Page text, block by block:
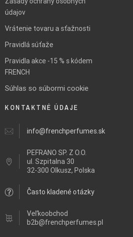
údajov
Vrátenie tovaru a sťažnosti
Pravidlá súťaže
Pravidla akce -15 % s kódem
FRENCH
Súhlas so súbormi cookie
KONTAKTNÉ ÚDAJE
info@frenchperfumes.sk
PEFRANO SP. Z O.O.
ul. Szpitalna 30
32-300 Olkusz, Polska
Často kladené otázky
Veľkoobchod
b2b@frenchperfumes.pl